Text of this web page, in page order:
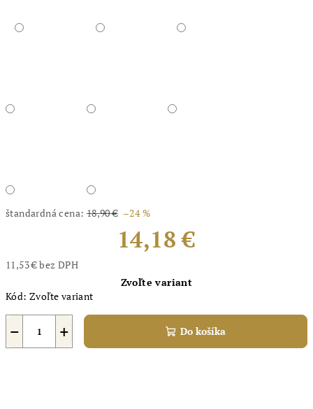
štandardná cena: 18,90 € –24 %
14,18 €
11,53 € bez DPH
cena:
Zvoľte variant
Kód: Zvoľte variant
+
− Do košíka